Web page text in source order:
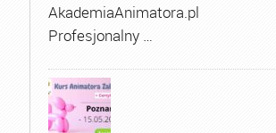
AkademiaAnimatora.pl
Profesjonalny …